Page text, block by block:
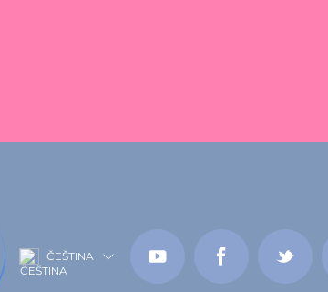
ČEŠTINA